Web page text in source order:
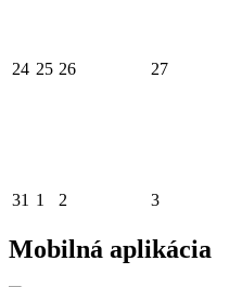
24 25 26 27
31 1 2 3
Mobilná aplikácia